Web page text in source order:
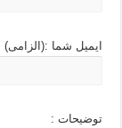
ایمیل شما :(الزامی)
توضیحات :